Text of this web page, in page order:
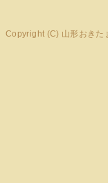
Copyright (C) 山形おき